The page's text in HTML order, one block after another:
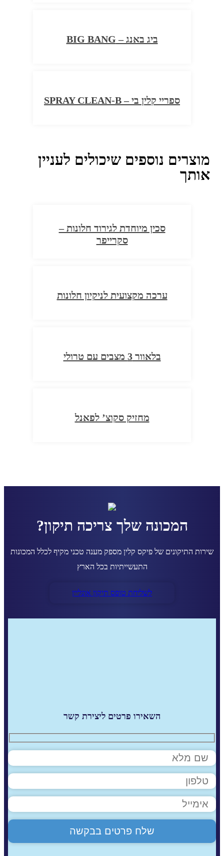
ביג באנג – BIG BANG
ספריי קלין בי – SPRAY CLEAN-B
מוצרים נוספים שיכולים לעניין
אותך
סכין מיוחדת לגירוד חלונות –
סקרייפר
ערכה מקצועית לניקיון חלונות
בלאוור 3 מצבים עם טרולי
מחזיק סקוצ’ לפאנל
המכונה שלך צריכה תיקון?
שירות התיקונים של פיקס קלין מספק מענה טכני מקיף לכלל המכונות
התעשייתיות בכל הארץ
לשליחת טופס תיקון אונליין
השאירו פרטים ליצירת קשר